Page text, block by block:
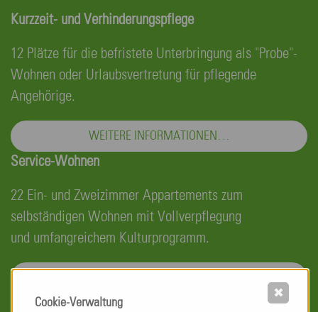
Kurzzeit- und Verhinderungspflege
12 Plätze für die befristete Unterbringung als "Probe"-
Wohnen oder Urlaubsvertretung für pflegende
Angehörige.
WEITERE INFORMATIONEN…
Service-Wohnen
22 Ein- und Zweizimmer Appartements zum
selbständigen Wohnen mit Vollverpflegung
und umfangreichem Kulturprogramm.
Neuro Phase F
Cookie-Verwaltung
✖